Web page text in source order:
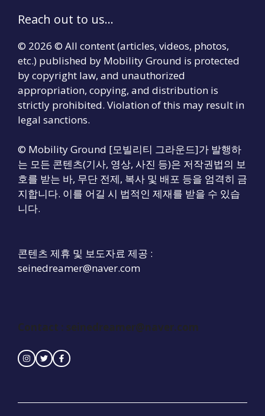
Reach out to us...
© 2026 © All content (articles, videos, photos,
etc.) published by Mobility Ground is protected
by copyright law, and unauthorized
appropriation, copying, and distribution is
strictly prohibited. Violation of this may result in
legal sanctions.
© Mobility Ground [모빌리티 그라운드]가 발행하
는 모든 콘텐츠(기사, 영상, 사진 등)은 저작권법의 보
호를 받는 바, 무단 전제, 복사 및 배포 등을 엄격히 금
지합니다. 이를 어길 시 법적인 제재를 받을 수 있습
니다.
콘텐츠 제휴 및 보도자료 제공 :
seinedreamer@naver.com
Contact : seinedreamer@naver.com